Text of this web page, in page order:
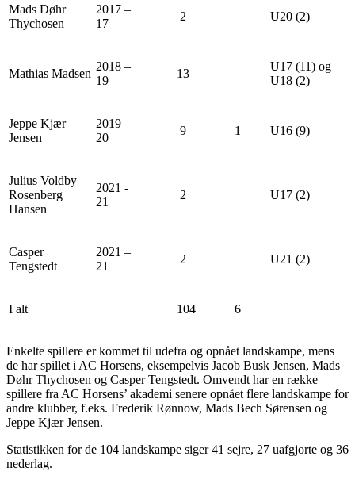
Mads Døhr
Thychosen
2017 –
17
2 U20 (2)
Mathias Madsen
2018 –
19
13
U17 (11) og
U18 (2)
Jeppe Kjær
Jensen
2019 –
20
9 1 U16 (9)
Julius Voldby
Rosenberg
Hansen
2021 -
21
2 U17 (2)
Casper
Tengstedt
2021 –
21
2 U21 (2)
I alt 104 6
Enkelte spillere er kommet til udefra og opnået landskampe, mens
de har spillet i AC Horsens, eksempelvis Jacob Busk Jensen, Mads
Døhr Thychosen og Casper Tengstedt. Omvendt har en række
spillere fra AC Horsens’ akademi senere opnået flere landskampe for
andre klubber, f.eks. Frederik Rønnow, Mads Bech Sørensen og
Jeppe Kjær Jensen.
Statistikken for de 104 landskampe siger 41 sejre, 27 uafgjorte og 36
nederlag.